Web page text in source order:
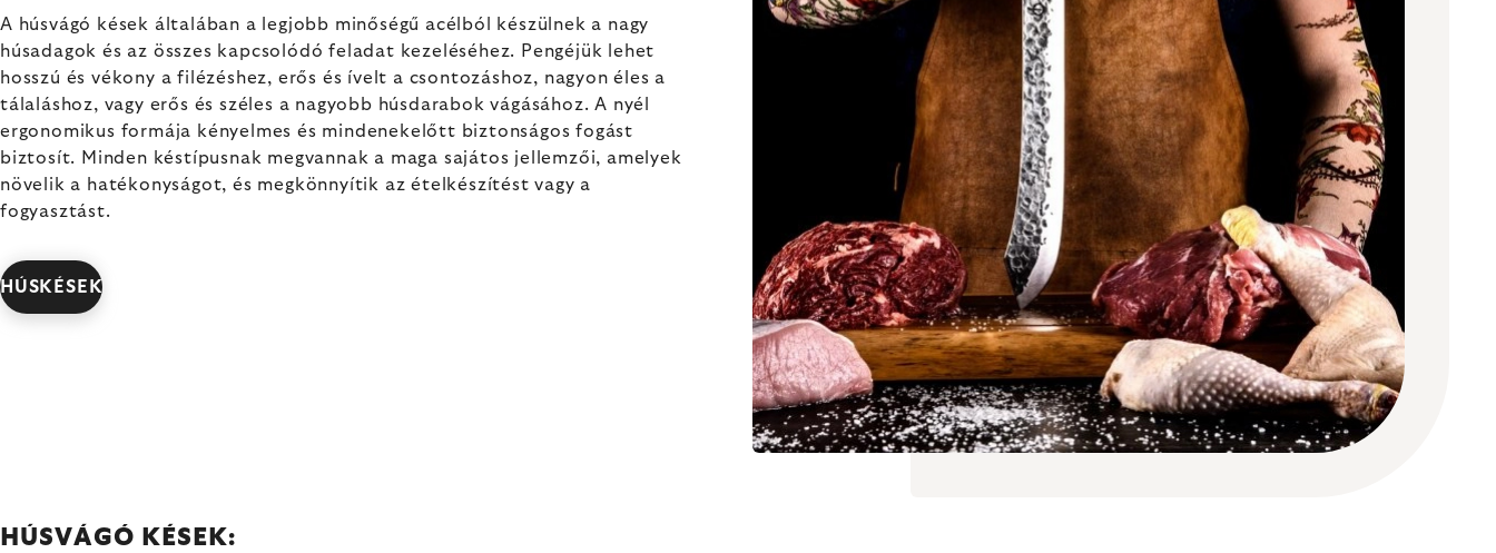
A húsvágó kések általában a legjobb minőségű acélból készülnek a nagy
húsadagok és az összes kapcsolódó feladat kezeléséhez. Pengéjük lehet
hosszú és vékony a filézéshez, erős és ívelt a csontozáshoz, nagyon éles a
tálaláshoz, vagy erős és széles a nagyobb húsdarabok vágásához. A nyél
ergonomikus formája kényelmes és mindenekelőtt biztonságos fogást
biztosít. Minden késtípusnak megvannak a maga sajátos jellemzői, amelyek
növelik a hatékonyságot, és megkönnyítik az ételkészítést vagy a
fogyasztást.
HÚSKÉSEK
HÚSVÁGÓ KÉSEK: